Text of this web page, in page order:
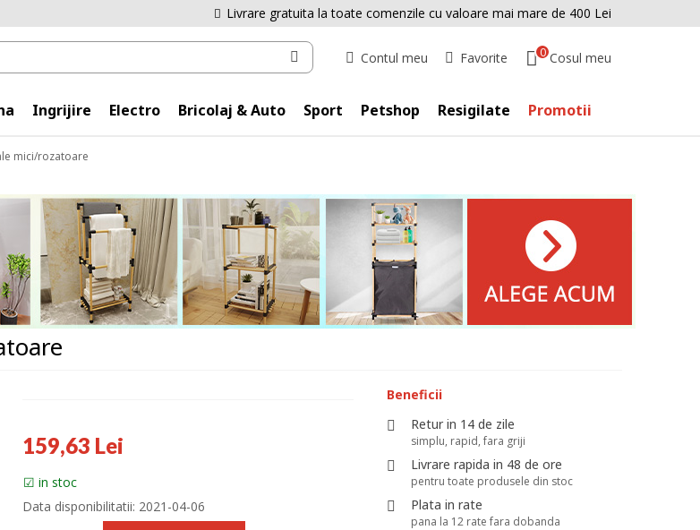
Livrare gratuita la toate comenzile cu valoare mai mare de 400 Lei
Contul meu Favorite 0 Cosul meu
Ingrijire Electro Bricolaj & Auto Sport Petshop Resigilate Promotii
mici/rozatoare
159,63 Lei
in stoc
Data disponibilitatii: 2021-04-06
Beneficii
Retur in 14 de zile
simplu, rapid, fara griji
Livrare rapida in 48 de ore
pentru toate produsele din stoc
Plata in rate
pana la 12 rate fara dobanda